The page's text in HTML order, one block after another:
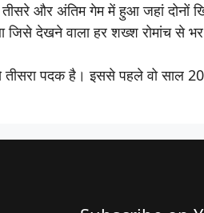
और अंतिम गेम में हुआ जहां दोनों
देखने वाला हर शख्श रोमांच से भर
तीसरा पदक है। इससे पहले वो साल